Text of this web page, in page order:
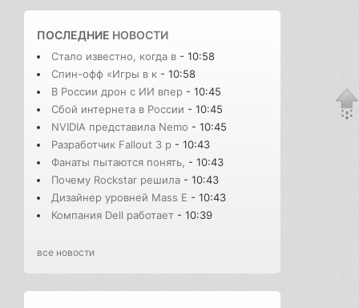
ПОСЛЕДНИЕ НОВОСТИ
Стало известно, когда в - 10:58
Спин-офф «Игры в к - 10:58
В России дрон с ИИ впер - 10:45
Сбой интернета в России - 10:45
NVIDIA представила Nemo - 10:45
Разработчик Fallout 3 р - 10:43
Фанаты пытаются понять, - 10:43
Почему Rockstar решила - 10:43
Дизайнер уровней Mass E - 10:43
Компания Dell работает - 10:39
все новости